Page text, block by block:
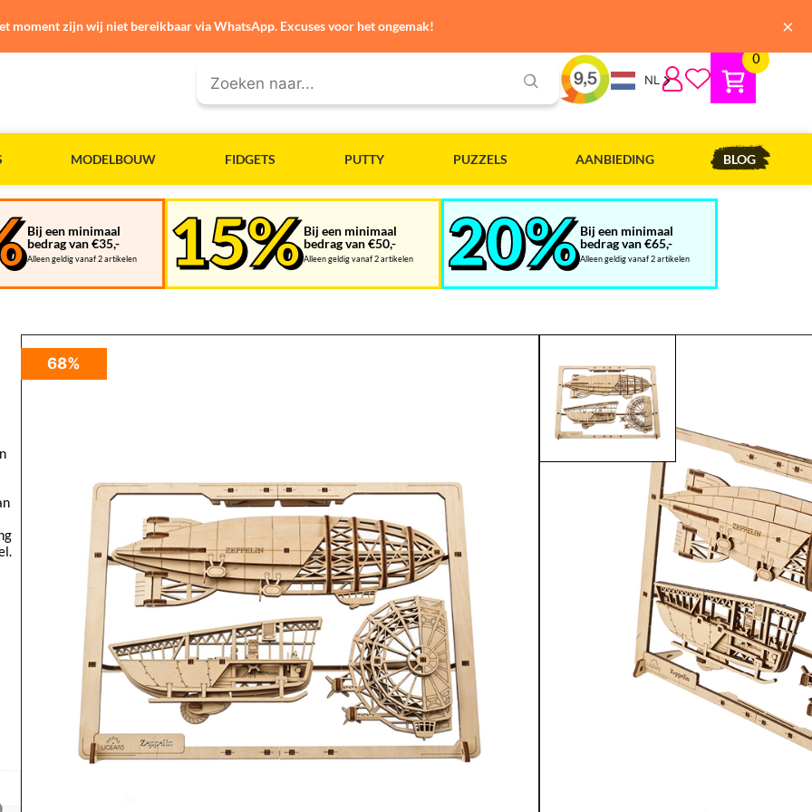
NL
0
MODELBOUW FIDGETS PUTTY PUZZELS AANBIEDING BLOG
Bij een minimaal
bedrag van €35,-
Alleen geldig vanaf 2 artikelen
Bij een minimaal
bedrag van €50,-
Alleen geldig vanaf 2 artikelen
Bij een minimaal
bedrag van €65,-
Alleen geldig vanaf 2 artikelen
.
68%
moment zijn wij niet bereikbaar via WhatsApp. Excuses voor het ongemak! ×